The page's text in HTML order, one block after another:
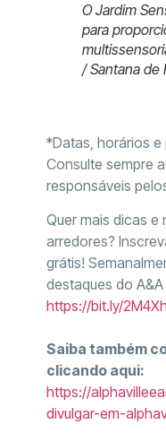
O Jardim
para
/ Santana de
*Datas, horários e
Consulte sempre
responsáveis
Quer mais dicas e
arredores?
grátis!
destaques do
https://bit.ly/
Saiba também
clicando aqui:
https://
divulgar-em-